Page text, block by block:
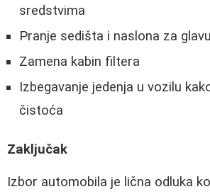
sredstvima
Pranje sedišta i naslona za glavu
Zamena kabin filtera
Izbegavanje jedenja u vozilu
čistoća
Zaključak
Izbor automobila je lična odluka